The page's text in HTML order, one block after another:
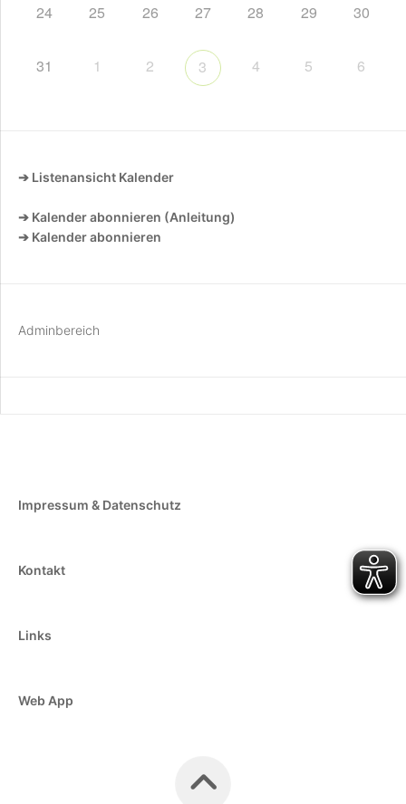
24 25 26 27 28 29 30
31 1 2 3 4 5 6
➔ Listenansicht Kalender
➔ Kalender abonnieren (Anleitung)
➔ Kalender abonnieren
Adminbereich
Impressum & Datenschutz
Kontakt
Links
Web App